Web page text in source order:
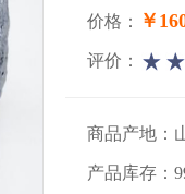
价格： ￥
评价：
商品产地：
产品库存：